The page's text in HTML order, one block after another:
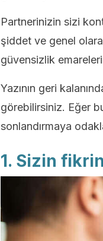
Partnerinizin sizi
şiddet ve genel
güvensizlik
Yazının geri
görebilirsiniz. Eğer
sonlandırmaya
1. Sizin